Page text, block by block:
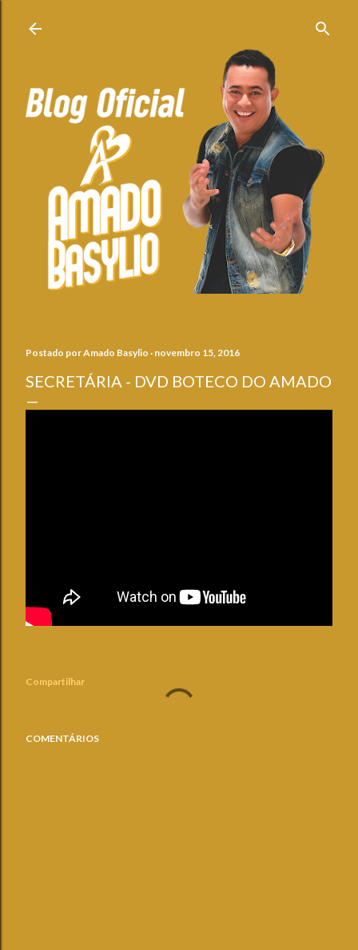
Postado porAmado Basylio novembro 15, 2016
SECRETÁRIA - DVD BOTECO DO AMADO
Compartilhar
COMENTÁRIOS